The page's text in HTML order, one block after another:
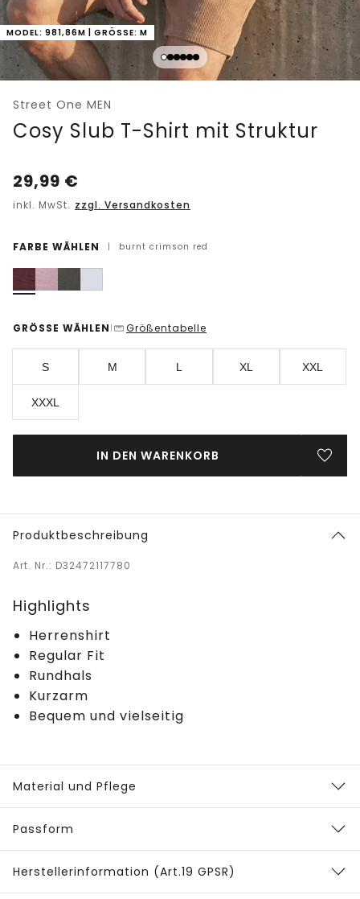
MODEL: 981,86M | GRÖSSE: M
Street One MEN
Cosy Slub T-Shirt mit Struktur
29,99 €
inkl. MwSt. zzgl. Versandkosten
FARBE WÄHLEN | burnt crimson red
GRÖSSE WÄHLEN | Größentabelle
S M L XL XXL
XXXL
IN DEN WARENKORB
Produktbeschreibung
Art. Nr.: D32472117780
Highlights
Herrenshirt
Regular Fit
Rundhals
Kurzarm
Bequem und vielseitig
Material und Pflege
Passform
Herstellerinformation (Art.19 GPSR)